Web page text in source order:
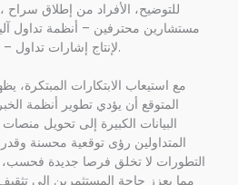
مستشارين محترفين – أنظمة تداول
لإنتاج إشارات تداول – مما يبسط عملية التداول أكثر.
مع استيعاب الابتكارات المبتكرة،
المتوقع أن يؤدي تطوير أنظمة
البيانات الكبيرة إلى تحويل
المتداولين رؤى توقعية محسنة
التطورات لا تخلق فرصا جديدة فحسب،
مما يعزز حاجة المستثمرين إلى